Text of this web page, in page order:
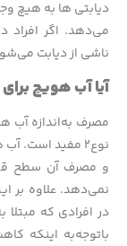
دیابتی ها به هیچ
می‌دهد. اگر افراد
ناشی از دیابت
آیا آب هویج
مصرف به‌اندازه آب
نوع۲ مفید
و مصرف آن سطح
نمی‌دهد. علاوه بر